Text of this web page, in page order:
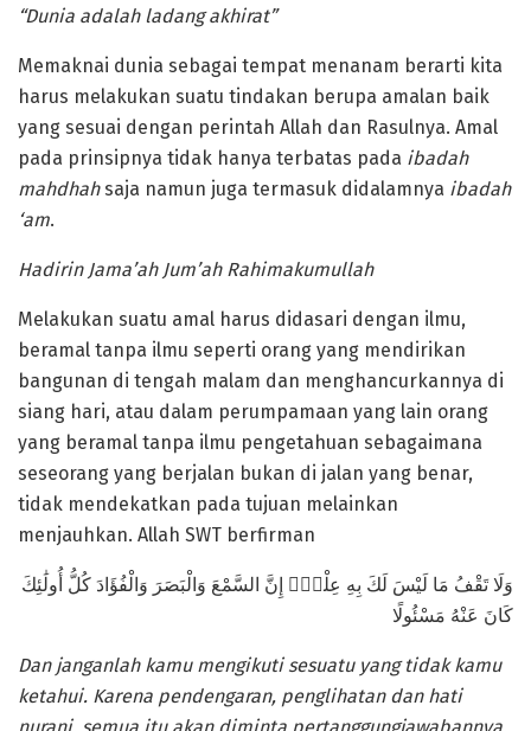
“Dunia adalah ladang akhirat”
Memaknai dunia sebagai tempat menanam berarti kita
harus melakukan suatu tindakan berupa amalan baik
yang sesuai dengan perintah Allah dan Rasulnya. Amal
pada prinsipnya tidak hanya terbatas pada ibadah
mahdhahsaja namun juga termasuk didalamnya ibadah
‘am.
Hadirin Jama’ah Jum’ah Rahimakumullah
Melakukan suatu amal harus didasari dengan ilmu,
beramal tanpa ilmu seperti orang yang mendirikan
bangunan di tengah malam dan menghancurkannya di
siang hari, atau dalam perumpamaan yang lain orang
yang beramal tanpa ilmu pengetahuan sebagaimana
seseorang yang berjalan bukan di jalan yang benar,
tidak mendekatkan pada tujuan melainkan
menjauhkan. Allah SWT berfirman
وَلَا تَقْفُ مَا لَيْسَ لَكَ بِهِ عِلْمٌۚ إِنَّ السَّمْعَ وَالْبَصَرَ وَالْفُؤَادَ كُلُّ أُولَٰئِكَ
كَانَ عَنْهُ مَسْئُولًا
Dan janganlah kamu mengikuti sesuatu yang tidak kamu
ketahui. Karena pendengaran, penglihatan dan hati